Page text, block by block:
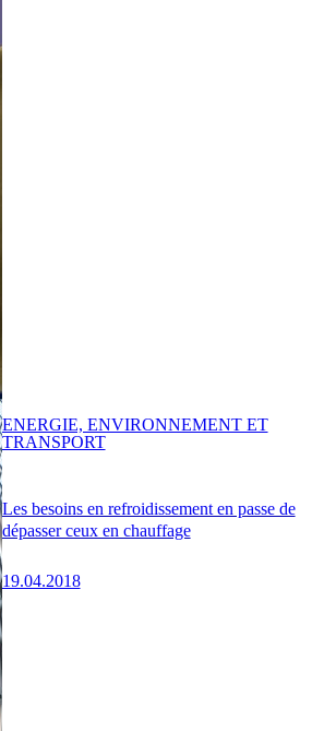
Les besoins en refroidissement en passe de
dépasser ceux en chauffage
19.04.2018
ENERGIE, ENVIRONNEMENT ET
TRANSPORT